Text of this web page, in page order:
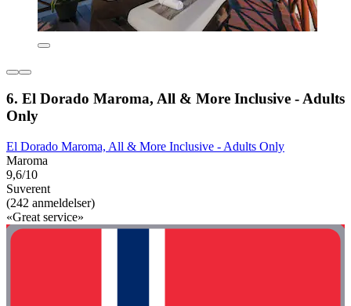
6. El Dorado Maroma, All & More Inclusive - Adults
Only
El Dorado Maroma, All & More Inclusive - Adults Only
Maroma
9,6/10
Suverent
(242 anmeldelser)
«Great service»